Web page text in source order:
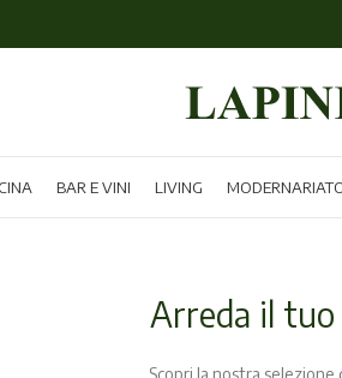
BAR E VINI LIVING
Arreda il tuo
Scopri la nostra